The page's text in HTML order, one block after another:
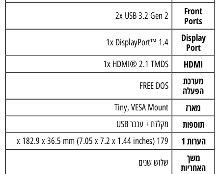
Front
Ports
2x USB 3.2 Gen 2
Display
Port
1x DisplayPort™ 1.4
HDMI
1x HDMI® 2.1 TMDS
מערכת
הפעלה
FREE DOS
מארז Tiny, VESA Mount
תוספות מקלדת + עכבר USB
הערות 1 179 x 182.9 x 36.5 mm (7.05 x 7.2 x 1.44 inches)
משך
האחריות
שלוש שנים